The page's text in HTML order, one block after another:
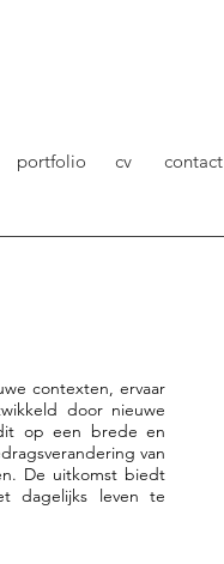
portfolio cv contact
contexten, ervaar
door nieuwe
op een brede en
van
De uitkomst biedt
dagelijks leven te